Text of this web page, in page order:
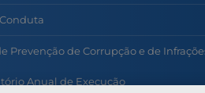
Prevenção de Corrupção e de
Anual de Execução